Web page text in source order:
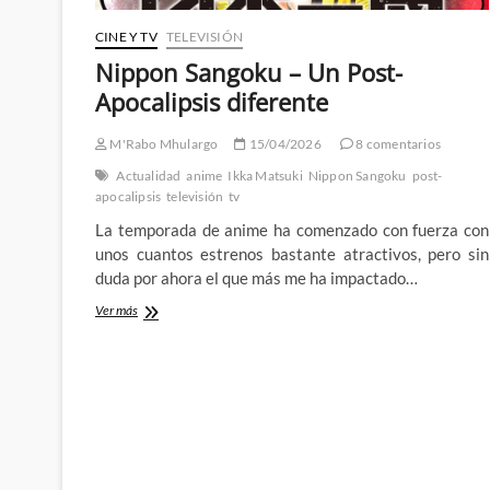
CINE Y TV TELEVISIÓN
Nippon Sangoku – Un Post-
Apocalipsis diferente
M'Rabo Mhulargo 15/04/2026
8 comentarios
Actualidad anime Ikka Matsuki Nippon Sangoku post-
apocalipsis televisión tv
La temporada de anime ha comenzado con fuerza con
unos cuantos estrenos bastante atractivos, pero sin
duda por ahora el que más me ha impactado…
Ver másNippon